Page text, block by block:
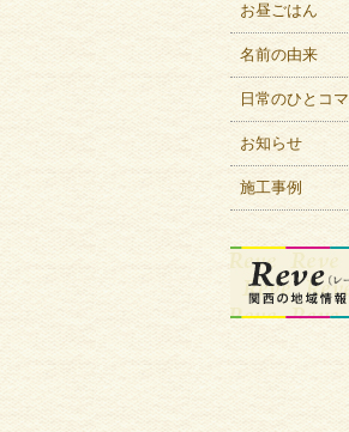
お昼ごはん
名前の由来
日常のひとコマ
お知らせ
施工事例